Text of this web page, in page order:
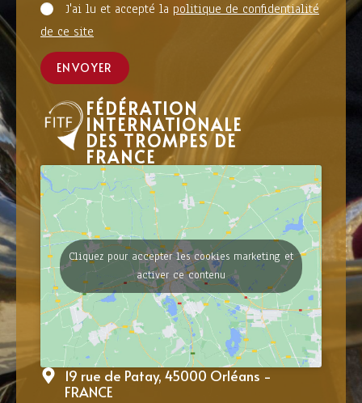
J'ai lu et accepté la politique de confidentialité
de ce site
ENVOYER
FÉDÉRATION
INTERNATIONALE
DES TROMPES DE
FRANCE
Cliquez pour accepter les cookies marketing et
activer ce contenu
19 rue de Patay, 45000 Orléans -
FRANCE